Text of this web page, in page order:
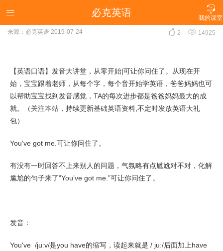

我的课室
 必克英语
【英语口语】发音大讲堂，从零开始|可让你问住了
来源：必克英语 2019-07-24  2  14925
【英语口语】发音大讲堂，从零开始|可让你问住了。从现在开
始，宝宝跟着老师，从每个字，每个音开始学英语，爸爸妈妈也可
以帮助宝宝找到发音感觉，TA的每次进步都是爸爸妈妈最大的成
就。（关注本站 ，持续更新基础英语资料,不定时发放英语大礼
包）
You've got me.可让你问住了。
有没有一时回答不上来别人的问题，气氛略有点尴尬对不对，化解
尴尬的句子来了”You’ve got me.”可让你问住了。
发音：
You've /juːv/是you have的缩写，读起来就是 / juː/后面加上have